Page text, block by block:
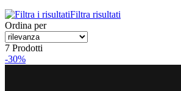
Filtra risultati
Ordina per
7 Prodotti
-30%